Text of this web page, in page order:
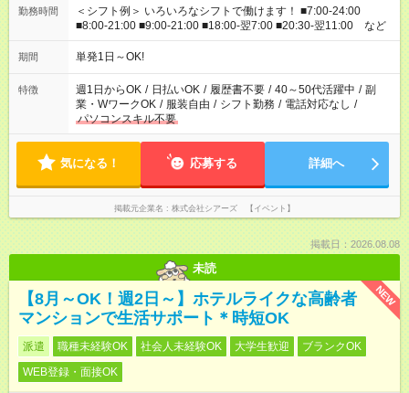
勤務時間
＜シフト例＞ いろいろなシフトで働けます！ ■7:00-24:00
■8:00-21:00 ■9:00-21:00 ■18:00-翌7:00 ■20:30-翌11:00 など
期間 単発1日～OK!
特徴 週1日からOK / 日払いOK / 履歴書不要 / 40～50代活躍中 / 副
業・WワークOK / 服装自由 / シフト勤務 / 電話対応なし /
パソコンスキル不要
気になる！ 応募する 詳細へ
掲載元企業名 株式会社シアーズ 【イベント】
掲載日：2026.08.08
未読
NEW
【8月～OK！週2日～】ホテルライクな高齢者
マンションで生活サポート＊時短OK
派遣 職種未経験OK 社会人未経験OK 大学生歓迎
ブランクOK
WEB登録・面接OK